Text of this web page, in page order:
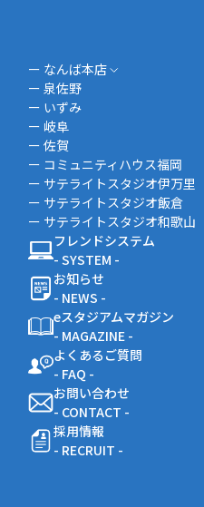
ー なんば本店
ー 泉佐野
ー いずみ
ー 岐阜
ー 佐賀
ー コミュニティハウス福岡
ー サテライトスタジオ伊万里
ー サテライトスタジオ飯倉
ー サテライトスタジオ和歌山
フレンドシステム
- SYSTEM -
お知らせ
- NEWS -
eスタジアムマガジン
- MAGAZINE -
よくあるご質問
- FAQ -
お問い合わせ
- CONTACT -
採用情報
- RECRUIT -